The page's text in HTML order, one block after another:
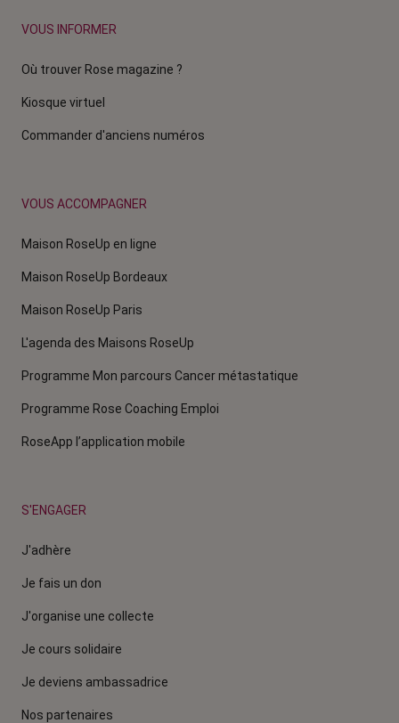
VOUS INFORMER
Où trouver Rose magazine ?
Kiosque virtuel
Commander d'anciens numéros
VOUS ACCOMPAGNER
Maison RoseUp en ligne
Maison RoseUp Bordeaux
Maison RoseUp Paris
L'agenda des Maisons RoseUp
Programme Mon parcours Cancer métastatique
Programme Rose Coaching Emploi
RoseApp l’application mobile
S'ENGAGER
J'adhère
Je fais un don
J'organise une collecte
Je cours solidaire
Je deviens ambassadrice
Nos partenaires